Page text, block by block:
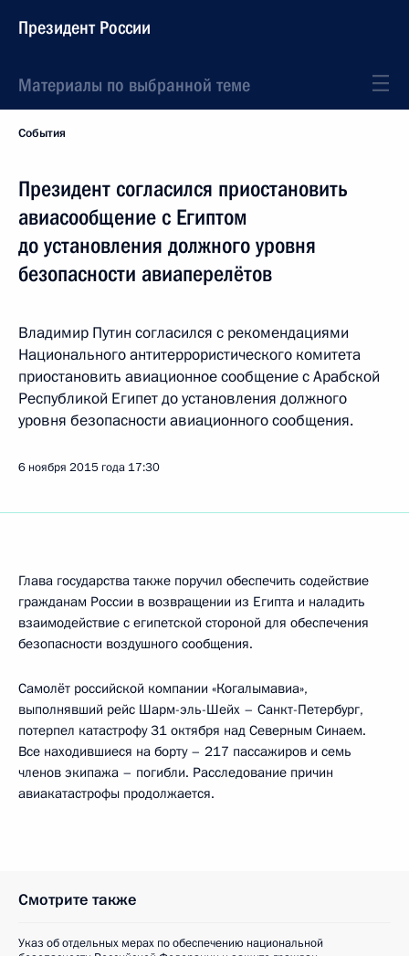
Президент России
Материалы по выбранной теме
События
Президент согласился приостановить
авиасообщение с Египтом
до установления должного уровня
безопасности авиаперелётов
Владимир Путин согласился с рекомендациями
Национального антитеррористического комитета
приостановить авиационное сообщение с Арабской
Республикой Египет до установления должного
уровня безопасности авиационного сообщения.
6 ноября 2015 года 17:30
Глава государства также поручил обеспечить содействие
гражданам России в возвращении из Египта и наладить
взаимодействие с египетской стороной для обеспечения
безопасности воздушного сообщения.
Самолёт российской компании «Когалымавиа»,
выполнявший рейс Шарм-эль-Шейх – Санкт-Петербург,
потерпел катастрофу 31 октября над Северным Синаем.
Все находившиеся на борту – 217 пассажиров и семь
членов экипажа – погибли. Расследование причин
авиакатастрофы продолжается.
Смотрите также
Указ об отдельных мерах по обеспечению национальной